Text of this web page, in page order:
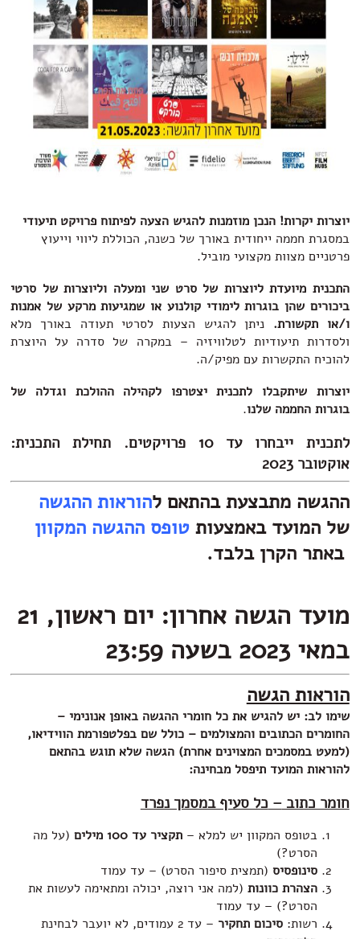
יוצרות יקרות! הנכן מוזמנות להגיש הצעה לפיתוח פרויקט תיעודי
במסגרת חממה ייחודית באורך של כשנה, הכוללת ליווי וייעוץ
פרטניים מצוות מקצועי מוביל.
התכנית מיועדת ליוצרות של סרט שני ומעלה וליוצרות של סרטי
ביכורים שהן בוגרות לימודי קולנוע או שמגיעות מרקע של אמנות
ו/או תקשורת. ניתן להגיש הצעות לסרטי תעודה באורך מלא
ולסדרות תיעודיות לטלוויזיה – במקרה של סדרה על היוצרת
להוכיח התקשרות עם מפיק/ה.
יוצרות שיתקבלו לתכנית יצטרפו לקהילה ההולכת וגדלה של
בוגרות החממה שלנו.
לתכנית ייבחרו עד 10 פרויקטים. תחילת התכנית:
אוקטובר 2023
ההגשה מתבצעת בהתאם להוראות ההגשה
של המועד באמצעותטופס ההגשה המקוון
באתר הקרן בלבד.
מועד הגשה אחרון: יום ראשון, 21
במאי 2023 בשעה 23:59
הוראות הגשה
שימו לב: יש להגיש את כל חומרי ההגשה באופן אנונימי –
החומרים הכתובים והמצולמים – כולל שם בפלטפורמת הווידיאו,
(למעט במסמכים המצוינים אחרת) הגשה שלא תוגש בהתאם
להוראות המועד תיפסל מבחינה:
חומר כתוב– כל סעיף במסמך נפרד
בטופס המקוון יש למלא –תקציר עד 100 מילים
(על מה
הסרט?)
סינופסיס (תמצית סיפור הסרט) – עד עמוד
הצהרת כוונות (למה אני רוצה, יכולה ומתאימה לעשות את
הסרט?) – עד עמוד
רשות: סיכום תחקיר
– עד 2 עמודים, לא יועבר לבחינת